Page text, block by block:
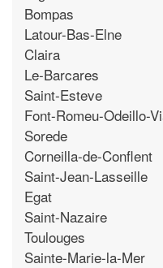
Bompas
Latour-Bas-Elne
Claira
Le-Barcares
Saint-Esteve
Font-Romeu-Odeillo-
Sorede
Corneilla-de-Conflent
Saint-Jean-Lasseille
Egat
Saint-Nazaire
Toulouges
Sainte-Marie-la-Mer